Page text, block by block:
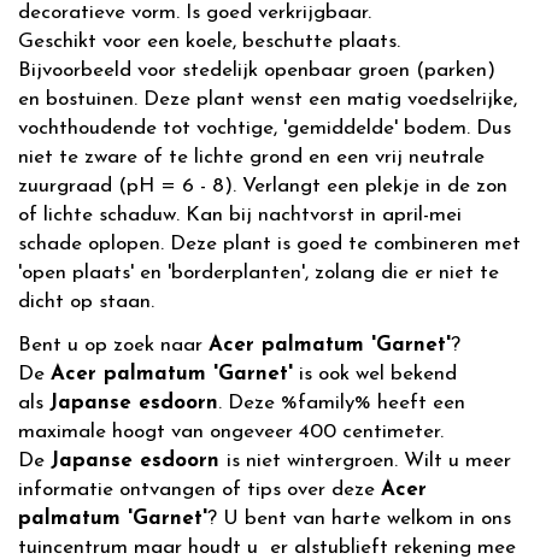
decoratieve vorm. Is goed verkrijgbaar.
Geschikt voor een koele, beschutte plaats.
Bijvoorbeeld voor stedelijk openbaar groen (parken)
en bostuinen. Deze plant wenst een matig voedselrijke,
vochthoudende tot vochtige, 'gemiddelde' bodem. Dus
niet te zware of te lichte grond en een vrij neutrale
zuurgraad (pH = 6 - 8). Verlangt een plekje in de zon
of lichte schaduw. Kan bij nachtvorst in april-mei
schade oplopen. Deze plant is goed te combineren met
'open plaats' en 'borderplanten', zolang die er niet te
dicht op staan.
Bent u op zoek naar Acer palmatum 'Garnet'?
De Acer palmatum 'Garnet' is ook wel bekend
als Japanse esdoorn. Deze %family% heeft een
maximale hoogt van ongeveer 400 centimeter.
De Japanse esdoorn is niet wintergroen. Wilt u meer
informatie ontvangen of tips over deze Acer
palmatum 'Garnet'? U bent van harte welkom in ons
tuincentrum maar houdt u er alstublieft rekening mee